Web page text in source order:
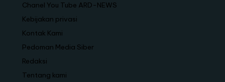
Chanel You Tube ARD-NEWS
Kebijakan privasi
Kontak Kami
Pedoman Media Siber
Redaksi
Tentang kami